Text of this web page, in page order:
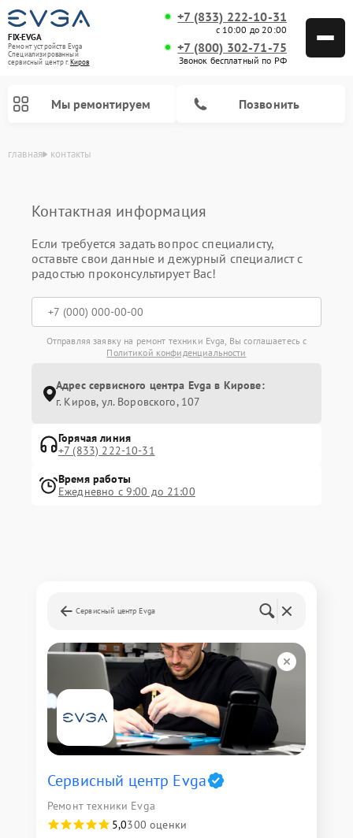
FIX-EVGA
Ремонт устройств Evga
Специализированный
cервисный центр г.Киров
+7 (833) 222-10-31
с 10:00 до 20:00
+7 (800) 302-71-75
Звонок бесплатный по РФ
Мы ремонтируем Позвонить
главная контакты
Контактная информация
Если требуется задать вопрос специалисту,
оставьте свои данные и дежурный специалист с
радостью проконсультирует Вас!
Отправляя заявку на ремонт техники Evga, Вы соглашаетесь с
Политикой конфиденциальности
Адрес сервисного центра Evga в Кирове:
г. Киров, ул. Воровского, 107
Горячая линия
+7 (833) 222-10-31
Время работы
Ежедневно с 9:00 до 21:00
Сервисный центр Evga
Сервисный центр Evga
Ремонт техники Evga
5,0300 оценки